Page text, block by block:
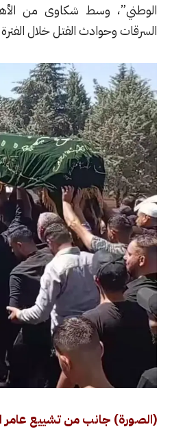
وسط شكاوى من الأهالي من
القتل خلال الفترة الأخيرة.
جانب من تشييع عامر ابو راس